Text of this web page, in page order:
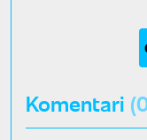
Komentari